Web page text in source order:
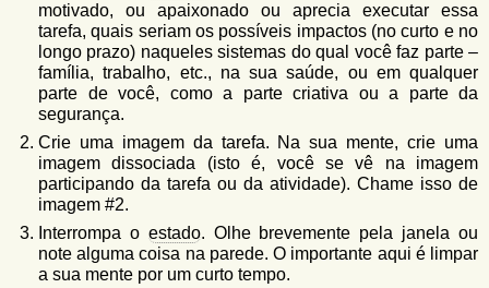
a
motivado, ou apaixonado ou aprecia executar essa
tarefa, quais seriam os possíveis impactos (no curto e no
longo prazo) naqueles sistemas do qual você faz parte –
família, trabalho, etc., na sua saúde, ou em qualquer
parte de você, como a parte criativa ou a parte da
segurança.
Crie uma imagem da tarefa. Na sua mente, crie uma
imagem dissociada (isto é, você se vê na imagem
participando da tarefa ou da atividade). Chame isso de
imagem #2.
Interrompa o estado. Olhe brevemente pela janela ou
note alguma coisa na parede. O importante aqui é limpar
a sua mente por um curto tempo.